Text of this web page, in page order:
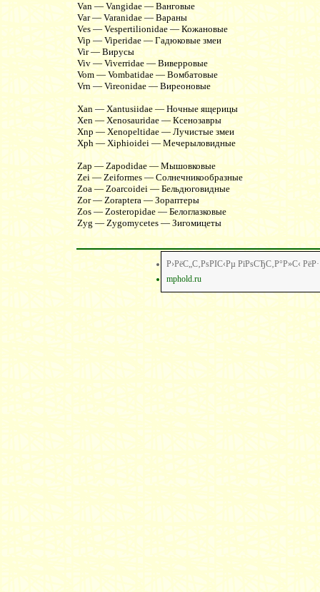
Van — Vangidae — Ванговые
Var — Varanidae — Вараны
Ves — Vespertilionidae — Кожановые
Vip — Viperidae — Гадюковые змеи
Vir — Вирусы
Viv — Viverridae — Виверровые
Vom — Vombatidae — Вомбатовые
Vrn — Vireonidae — Виреоновые
Xan — Xantusiidae — Ночные ящерицы
Xen — Xenosauridae — Ксенозавры
Xnp — Xenopeltidae — Лучистые змеи
Xph — Xiphioidei — Мечерыловидные
Zap — Zapodidae — Мышовковые
Zei — Zeiformes — Солнечникообразные
Zoa — Zoarcoidei — Бельдюговидные
Zor — Zoraptera — Зораптеры
Zos — Zosteropidae — Белоглазковые
Zyg — Zygomycetes — Зигомицеты
Р›РёС„С‚РѕРІС‹Рµ РїРѕСЂС‚Р°Р»С‹
mphold.ru